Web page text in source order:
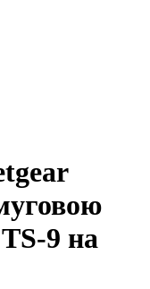
9 на